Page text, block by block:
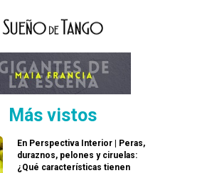
Más vistos
En Perspectiva Interior | Peras,
duraznos, pelones y ciruelas:
¿Qué características tienen